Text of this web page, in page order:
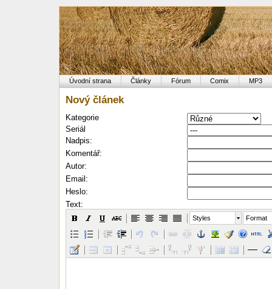
Úvodní strana Články Fórum Comix MP3
Nový článek
Kategorie
Seriál
Nadpis:
Komentář:
Autor:
Email:
Heslo:
Text:
Styles Format